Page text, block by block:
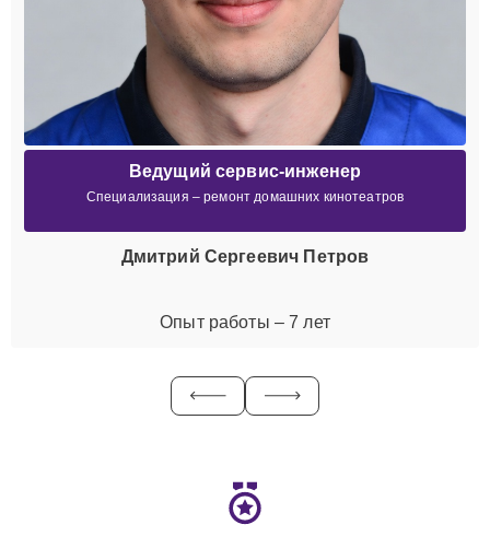
Ведущий сервис-инженер
Специализация – ремонт домашних кинотеатров
Дмитрий Сергеевич Петров
Опыт работы – 7 лет